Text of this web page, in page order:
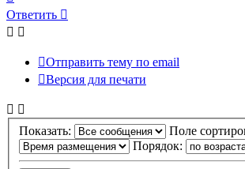
к
началу
Ответить
Отправить тему по email
Версия для печати
Показать:
Поле
Порядок: